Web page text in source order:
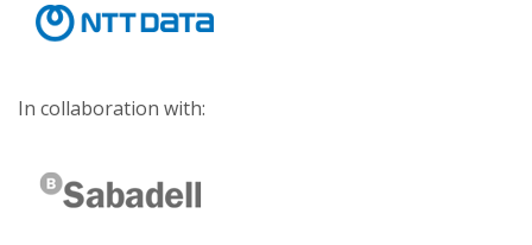
In collaboration with: